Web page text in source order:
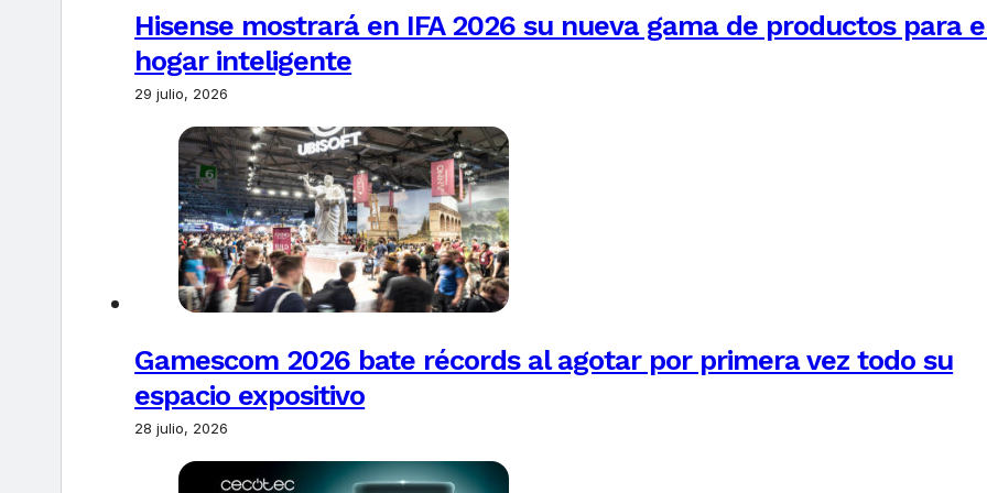
Hisense mostrará en IFA 2026 su nueva gama de productos para
hogar inteligente
29 julio, 2026
Gamescom 2026 bate récords al agotar por primera vez todo su
espacio expositivo
28 julio, 2026